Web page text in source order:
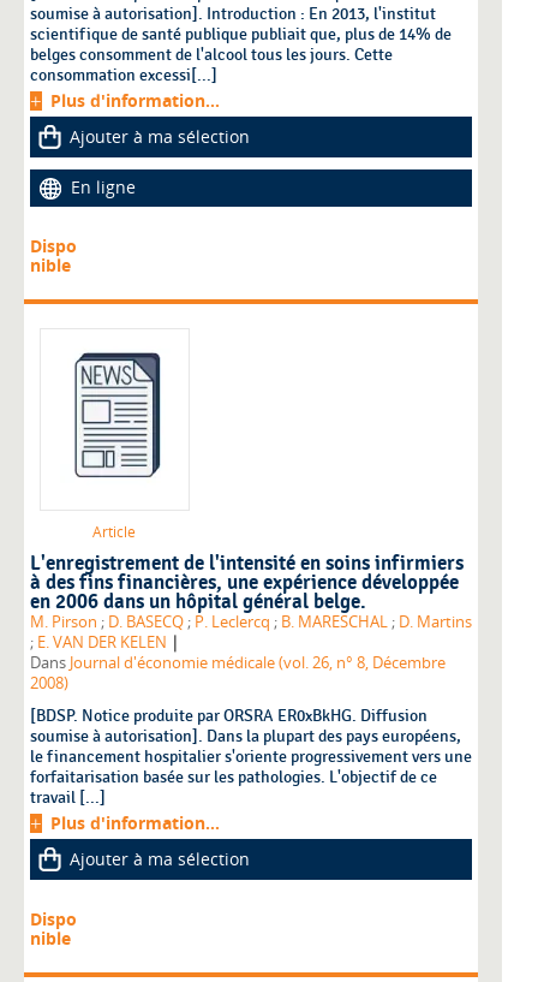
soumise à autorisation]. Introduction : En 2013, l'institut
scientifique de santé publique publiait que, plus de 14% de
belges consomment de l'alcool tous les jours. Cette
consommation excessi[...]
Plus d'information...
Ajouter à ma sélection
En ligne
Dispo
nible
Article
L'enregistrement de l'intensité en soins infirmiers
à des fins financières, une expérience développée
en 2006 dans un hôpital général belge.
M. Pirson ; D. BASECQ ; P. Leclercq ; B. MARESCHAL ; D. Martins
; E. VAN DER KELEN |
Dans Journal d'économie médicale (vol. 26, n° 8, Décembre
2008)
[BDSP. Notice produite par ORSRA ER0xBkHG. Diffusion
soumise à autorisation]. Dans la plupart des pays européens,
le financement hospitalier s'oriente progressivement vers une
forfaitarisation basée sur les pathologies. L'objectif de ce
travail [...]
Plus d'information...
Ajouter à ma sélection
Dispo
nible